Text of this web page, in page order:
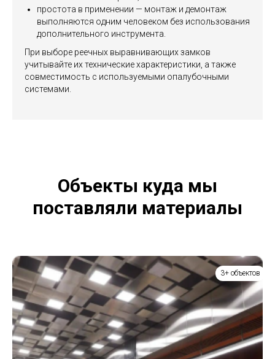
простота в применении — монтаж и демонтаж
выполняются одним человеком без использования
дополнительного инструмента.
При выборе реечных выравнивающих замков
учитывайте их технические характеристики, а также
совместимость с используемыми опалубочными
системами.
Объекты куда мы
поставляли материалы
3+ объектов